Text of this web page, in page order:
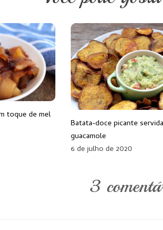
toque de mel
Batata-doce picante
guacamole
6 de julho de 2020
3